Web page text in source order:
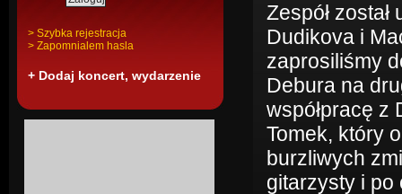
> Szybka rejestracja
> Zapomnialem hasla
+ Dodaj koncert, wydarzenie
Zespół
Dudikova i
zaprosiliśmy
Debura na
współpracę z
Tomek, który
burzliwych
gitarzysty i po